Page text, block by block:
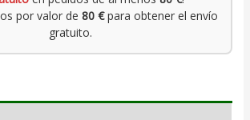
por valor de 80 €para obtener el envío
gratuito.